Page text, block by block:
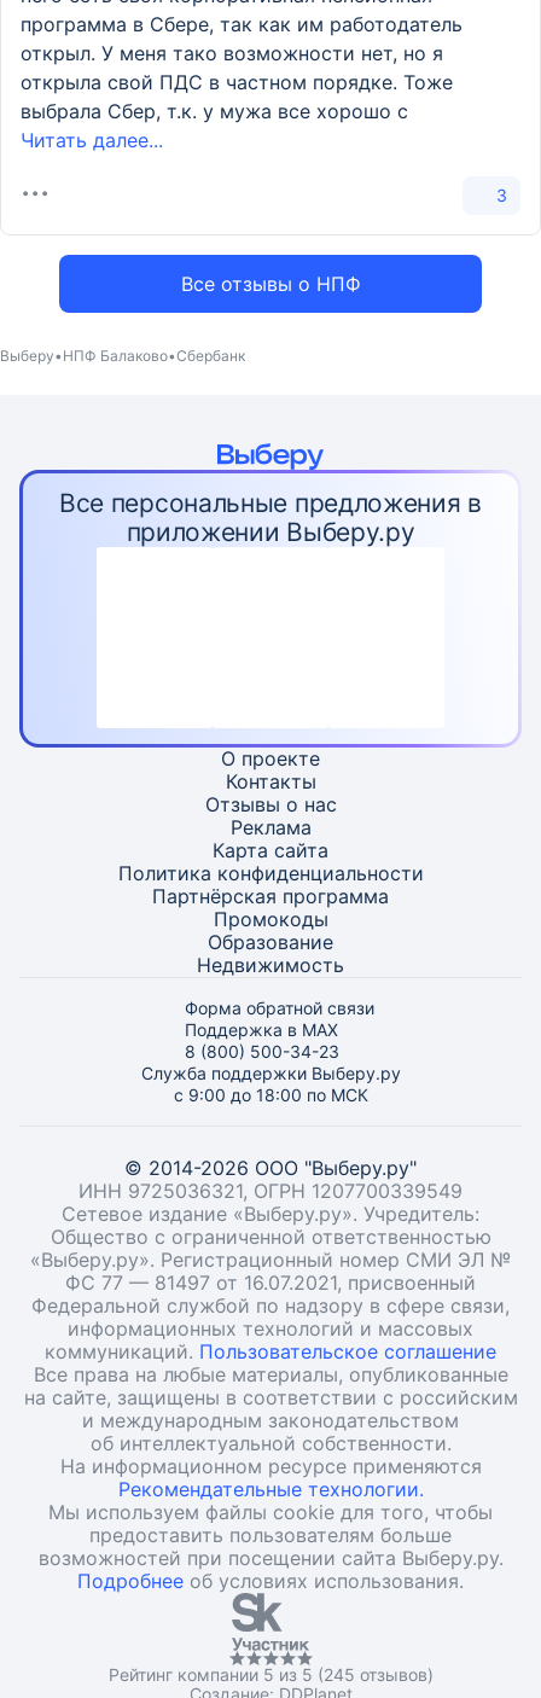
Все отзывы о НПФ
программа в Сбере, так как им работодатель
открыл. У меня тако возможности нет, но я
открыла свой ПДС в частном порядке. Тоже
выбрала Сбер, т.к. у мужа все хорошо с
Читать далее...
3
Выберу НПФ Балаково Сбербанк
Все персональные предложения в
приложении Выберу.ру
О проекте
Контакты
Отзывы о нас
Реклама
Карта сайта
Политика конфиденциальности
Партнёрская программа
Промокоды
Образование
Недвижимость
Форма обратной связи
Поддержка в MAX
8 (800) 500-34-23
Служба поддержки Выберу.ру
с 9:00 до 18:00 по МСК
© 2014-2026 ООО "Выберу.ру"
ИНН 9725036321, ОГРН 1207700339549
Сетевое издание «Выберу.ру». Учредитель:
Общество с ограниченной ответственностью
«Выберу.ру». Регистрационный номер СМИ ЭЛ №
ФС 77 — 81497 от 16.07.2021, присвоенный
Федеральной службой по надзору в сфере связи,
информационных технологий и массовых
коммуникаций. Пользовательское соглашение
Все права на любые материалы, опубликованные
на сайте, защищены в соответствии с российским
и международным законодательством
об интеллектуальной собственности.
На информационном ресурсе применяются
Рекомендательные технологии.
Мы используем файлы cookie для того, чтобы
предоставить пользователям больше
возможностей при посещении сайта Выберу.ру.
Подробнее об условиях использования.
Рейтинг компании 5 из 5 (245 отзывов)
Создание: DDPlanet